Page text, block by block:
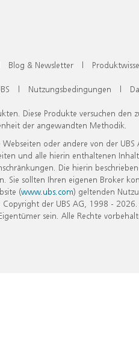
Blog & Newsletter |
| Nutzungsbedingungen |
Diese Produkte versuchen den
der angewandten Methodik.
oder andere von der UBS
und alle hierin enthaltenen
Die hierin
sollten Ihren eigenen Broker
(www.ubs.com) geltenden
der UBS AG, 1998 - 2026.
sein. Alle Rechte